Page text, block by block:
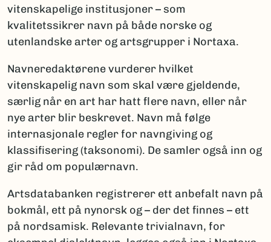
vitenskapelige institusjoner – som
kvalitetssikrer navn på både norske og
utenlandske arter og artsgrupper i Nortaxa.
Navneredaktørene vurderer hvilket
vitenskapelig navn som skal være gjeldende,
særlig når en art har hatt flere navn, eller når
nye arter blir beskrevet. Navn må følge
internasjonale regler for navngiving og
klassifisering (taksonomi). De samler også inn og
gir råd om populærnavn.
Artsdatabanken registrerer ett anbefalt navn på
bokmål, ett på nynorsk og – der det finnes – ett
på nordsamisk. Relevante trivialnavn, for